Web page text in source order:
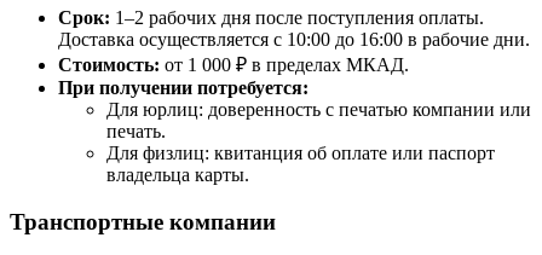
Срок: 1–2 рабочих дня после поступления оплаты.
Доставка осуществляется с 10:00 до 16:00 в рабочие дни.
Стоимость: от 1 000 ₽ в пределах МКАД.
При получении потребуется:
Для юрлиц: доверенность с печатью компании или
печать.
Для физлиц: квитанция об оплате или паспорт
владельца карты.
Транспортные компании